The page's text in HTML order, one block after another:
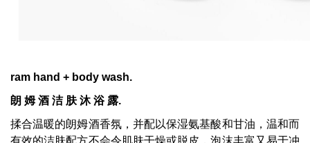
ram hand + body wash.
朗 姆 酒 洁 肤 沐 浴 露.
揉合温暖的朗姆酒香氛，并配以保湿氨基酸和甘油，温和而